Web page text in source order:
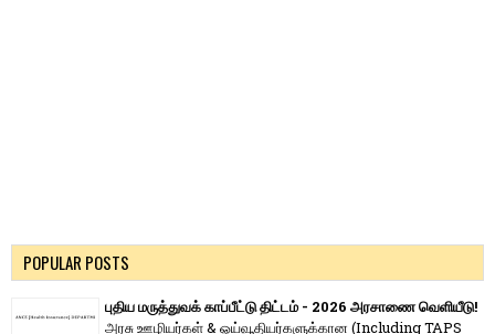
POPULAR POSTS
புதிய மருத்துவக் காப்பீட்டு திட்டம் - 2026 அரசாணை வெளியீடு!
அரசு ஊழியர்கள் & ஓய்வூதியர்களுக்கான (Including TAPS